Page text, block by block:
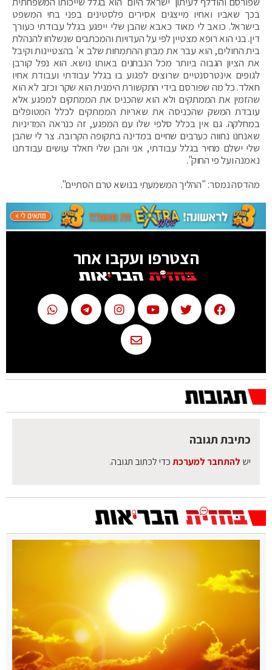
בכך שאביו ואחיו מייצגים אסירים פלסטינים בפני בתי המשפט
בישראל. כואב לי מאוד כאבא שהבן שלי ייפגע בגלל עבודתי כעורך
דין. בני הוא רופא מצטיין לפי על העדויות והמכתבים שנשלחו להנהלת
בית החולים, הוא עבר את מבחן ההתמחות שלב א' בהצטיינות וקיבל
את הציון הגבוה ביותר מכל הנבחנים באותו נושא. הוא נפל קורבן
לגופים אינטרסנטיים שרוצים לפגוע בו בגלל עבודתי ועבודת אחיו
חאלד. כל מה שפורסם בידי התקשורת הימנית הוא שקר וכזב לא הוא
שהזמין את הממתקים ולא הוא שהכניס את הממתקים למפגע אלא
עובדת המשק שהכניסה את שאריות הממתקים לכלל המטופלים
במחלקה. גם אין בכלל סלפי שלו עם המפגע, זה כנראה המדיניות
שאנחנו נחווה כערבים שחיים במדינה בתקופה הקרובה. צר לי שהבן
שלי ישלם מחיר בגלל עבודתי, אני והבן שלי חאלד עושים עבודתנו
נאמנה ועל פי החוק".
מהדסה נמסר: "ההליך המשמעתי בנושא טרם הסתיים".
הצטרפו ועקבו אחר
כתיבת תגובה
יש להתחבר למערכתכדי לכתוב תגובה.